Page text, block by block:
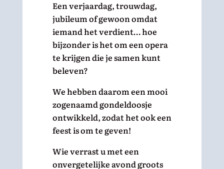
Een verjaardag, trouwdag,
jubileum of gewoon omdat
iemand het verdient… hoe
bijzonder is het om een opera
te krijgen die je samen kunt
beleven?
We hebben daarom een mooi
zogenaamd gondeldoosje
ontwikkeld, zodat het ook een
feest is om te geven!
Wie verrast u met een
onvergetelijke avond groots